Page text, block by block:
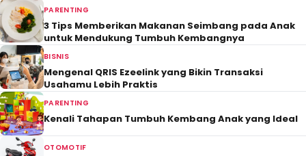
PARENTING
3 Tips Memberikan Makanan Seimbang pada Anak
untuk Mendukung Tumbuh Kembangnya
BISNIS
Mengenal QRIS Ezeelink yang Bikin Transaksi
Usahamu Lebih Praktis
PARENTING
Kenali Tahapan Tumbuh Kembang Anak yang Ideal
OTOMOTIF